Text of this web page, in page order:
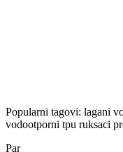
Popularni tagovi: lagani
vodootporni tpu ruksaci
Par